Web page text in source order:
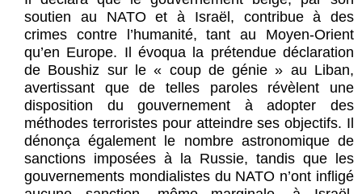
soutien au NATO et à Israël, contribue à des
crimes contre l’humanité, tant au Moyen-Orient
qu’en Europe. Il évoqua la prétendue déclaration
de Boushiz sur le « coup de génie » au Liban,
avertissant que de telles paroles révèlent une
disposition du gouvernement à adopter des
méthodes terroristes pour atteindre ses objectifs. Il
dénonça également le nombre astronomique de
sanctions imposées à la Russie, tandis que les
gouvernements mondialistes du NATO n’ont infligé